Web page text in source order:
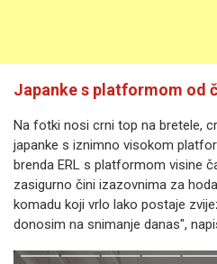
Japanke s platformom od
Na fotki nosi crni top na bretele,
japanke s iznimno visokom
brenda ERL s platformom visine
zasigurno čini izazovnima za
komadu koji vrlo lako postaje
donosim na snimanje danas",